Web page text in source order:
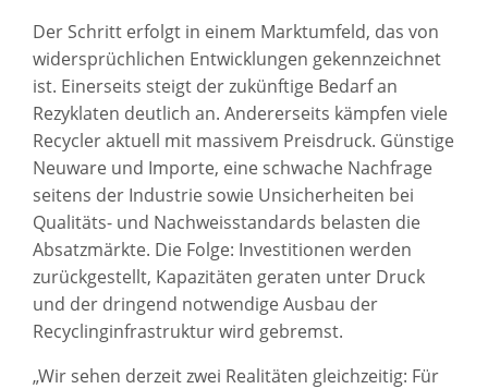
Der Schritt erfolgt in einem Marktumfeld, das von
widersprüchlichen Entwicklungen gekennzeichnet
ist. Einerseits steigt der zukünftige Bedarf an
Rezyklaten deutlich an. Andererseits kämpfen viele
Recycler aktuell mit massivem Preisdruck. Günstige
Neuware und Importe, eine schwache Nachfrage
seitens der Industrie sowie Unsicherheiten bei
Qualitäts- und Nachweisstandards belasten die
Absatzmärkte. Die Folge: Investitionen werden
zurückgestellt, Kapazitäten geraten unter Druck
und der dringend notwendige Ausbau der
Recyclinginfrastruktur wird gebremst.
„Wir sehen derzeit zwei Realitäten gleichzeitig: Für